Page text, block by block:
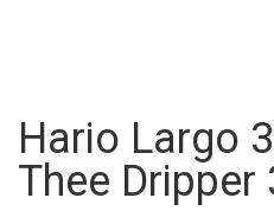
Hario Largo
Thee Dripper